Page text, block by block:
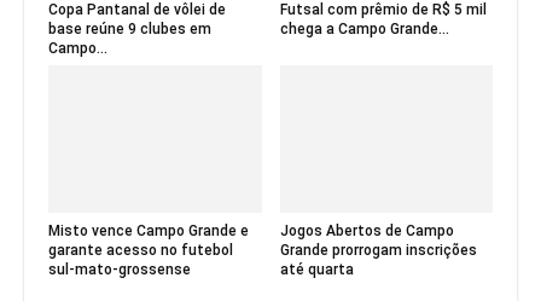
Copa Pantanal de vôlei de
base reúne 9 clubes em
Campo...
Futsal com prêmio de R$ 5 mil
chega a Campo Grande...
Misto vence Campo Grande e
garante acesso no futebol
sul-mato-grossense
Jogos Abertos de Campo
Grande prorrogam inscrições
até quarta